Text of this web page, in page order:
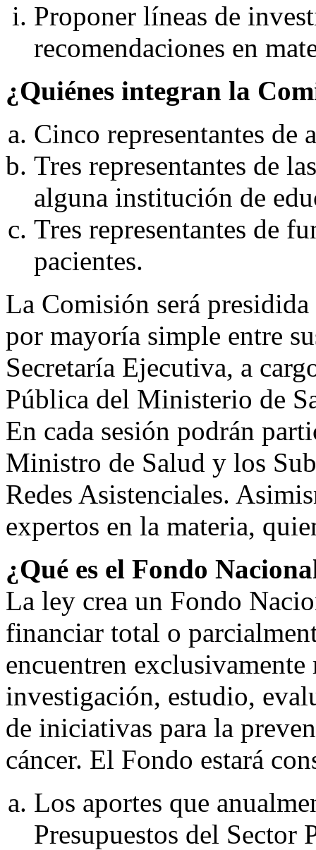
Proponer líneas de
recomendaciones en
¿Quiénes integran la
Cinco representantes de
Tres representantes de
alguna institución de
Tres representantes de
pacientes.
La Comisión será
por mayoría simple entre
Secretaría Ejecutiva, a
Pública del Ministerio de
En cada sesión podrán
Ministro de Salud y los
Redes Asistenciales.
expertos en la materia,
¿Qué es el Fondo
La ley crea un Fondo
financiar total o
encuentren
investigación, estudio,
de iniciativas para la
cáncer. El Fondo estará
Los aportes que
Presupuestos del Sector